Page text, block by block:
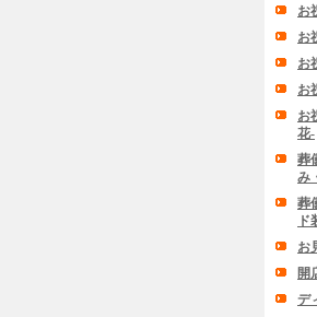
お
お
お
お
お
花-
葬
み
葬
ド
お
開
デ